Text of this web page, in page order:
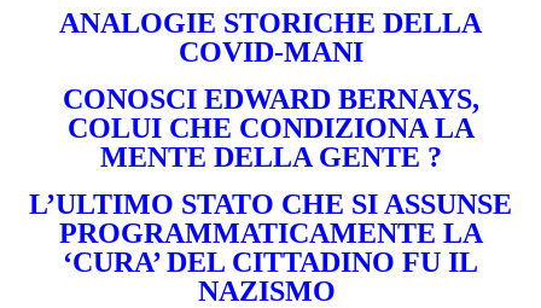
ANALOGIE STORICHE DELLA
COVID-MANI
CONOSCI EDWARD BERNAYS,
COLUI CHE CONDIZIONA LA
MENTE DELLA GENTE ?
L’ULTIMO STATO CHE SI ASSUNSE
PROGRAMMATICAMENTE LA
‘CURA’ DEL CITTADINO FU IL
NAZISMO